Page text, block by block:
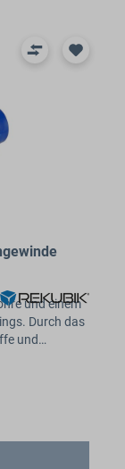
und einem
Durch das
und…